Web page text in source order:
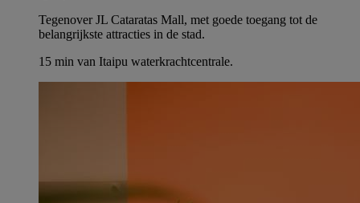
Tegenover JL Cataratas Mall, met goede toegang tot de
belangrijkste attracties in de stad.
15 min van Itaipu waterkrachtcentrale.